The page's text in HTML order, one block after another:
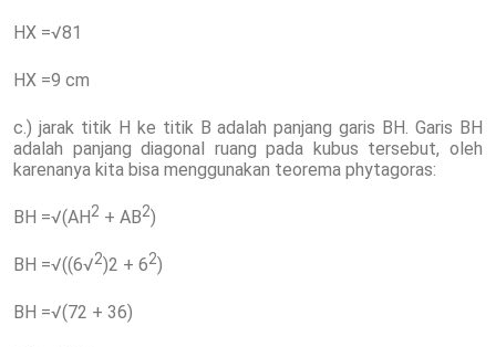
HX =√81
HX =9 cm
c.) jarak titik H ke titik B adalah panjang garis BH. Garis BH
adalah panjang diagonal ruang pada kubus tersebut, oleh
karenanya kita bisa menggunakan teorema phytagoras:
BH =√(AH2 + AB2)
BH =√((6√2)2 + 62)
BH =√(72 + 36)